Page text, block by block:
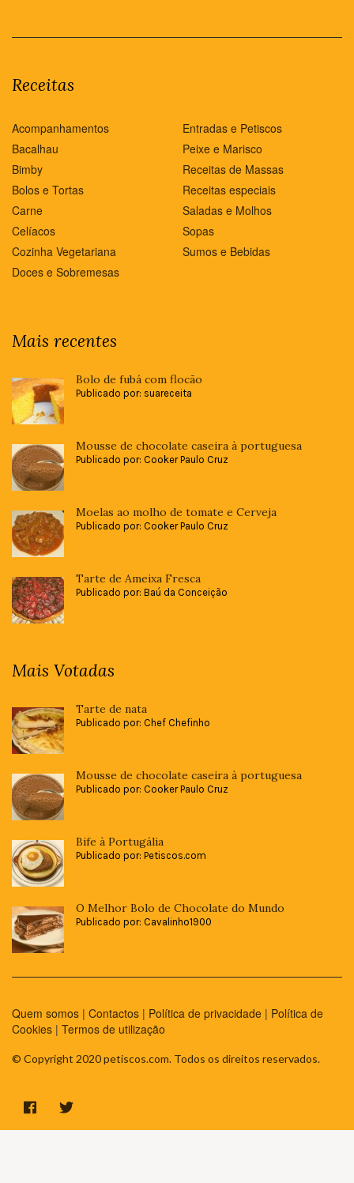
Receitas
Acompanhamentos
Bacalhau
Bimby
Bolos e Tortas
Carne
Celíacos
Cozinha Vegetariana
Doces e Sobremesas
Entradas e Petiscos
Peixe e Marisco
Receitas de Massas
Receitas especiais
Saladas e Molhos
Sopas
Sumos e Bebidas
Mais recentes
Bolo de fubá com flocão
Publicado por: suareceita
Mousse de chocolate caseira à portuguesa
Publicado por: Cooker Paulo Cruz
Moelas ao molho de tomate e Cerveja
Publicado por: Cooker Paulo Cruz
Tarte de Ameixa Fresca
Publicado por: Baú da Conceição
Mais Votadas
Tarte de nata
Publicado por: Chef Chefinho
Mousse de chocolate caseira à portuguesa
Publicado por: Cooker Paulo Cruz
Bife à Portugália
Publicado por: Petiscos.com
O Melhor Bolo de Chocolate do Mundo
Publicado por: Cavalinho1900
Quem somos | Contactos | Política de privacidade | Política de
Cookies | Termos de utilização
© Copyright 2020 petiscos.com. Todos os direitos reservados.